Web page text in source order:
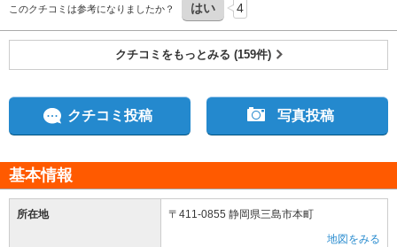
このクチコミは参考になりましたか？ はい 4
クチコミをもっとみる (159件)
クチコミ投稿 写真投稿
基本情報
所在地
〒411-0855 静岡県三島市本町
地図をみる